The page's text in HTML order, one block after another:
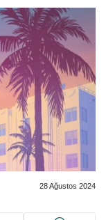
28 Ağustos 2024